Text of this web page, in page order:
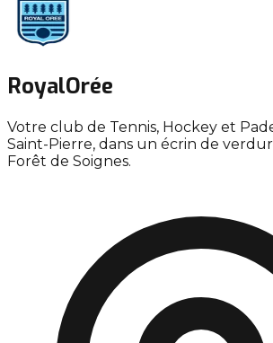
RoyalOrée
Votre club de Tennis, Hockey et
Saint-Pierre, dans un écrin de
Forêt de Soignes.